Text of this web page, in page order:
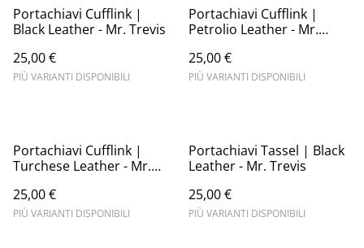
Portachiavi Cufflink |
Black Leather - Mr. Trevis
25,00 €
PIÙ VARIANTI DISPONIBILI
Portachiavi Cufflink |
Petrolio Leather - Mr.
25,00 €
PIÙ VARIANTI DISPONIBILI
Portachiavi Cufflink |
Turchese Leather - Mr.
25,00 €
PIÙ VARIANTI DISPONIBILI
Portachiavi Tassel | Black
Leather - Mr. Trevis
25,00 €
PIÙ VARIANTI DISPONIBILI